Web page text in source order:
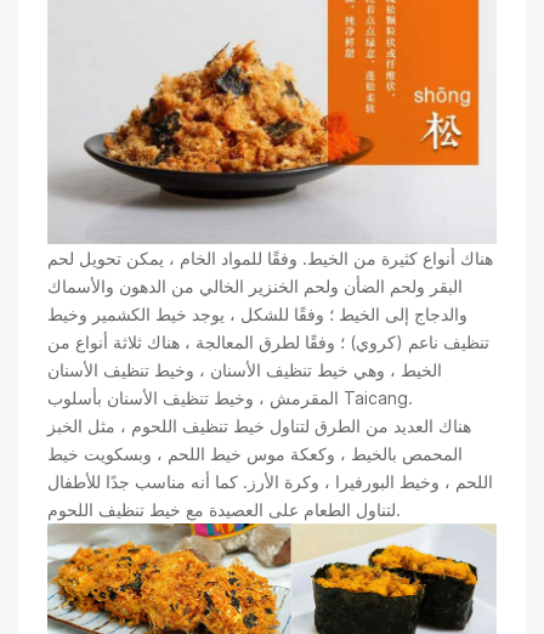
هناك أنواع كثيرة من الخيط. وفقًا للمواد الخام ، يمكن تحويل لحم
البقر ولحم الضأن ولحم الخنزير الخالي من الدهون والأسماك
والدجاج إلى الخيط ؛ وفقًا للشكل ، يوجد خيط الكشمير وخيط
تنظيف ناعم (كروي) ؛ وفقًا لطرق المعالجة ، هناك ثلاثة أنواع من
الخيط ، وهي خيط تنظيف الأسنان ، وخيط تنظيف الأسنان
المقرمش ، وخيط تنظيف الأسنان بأسلوب Taicang.
هناك العديد من الطرق لتناول خيط تنظيف اللحوم ، مثل الخبز
المحمص بالخيط ، وكعكة موس خيط اللحم ، وبسكويت خيط
اللحم ، وخيط البورفيرا ، وكرة الأرز. كما أنه مناسب جدًا للأطفال
لتناول الطعام على العصيدة مع خيط تنظيف اللحوم.